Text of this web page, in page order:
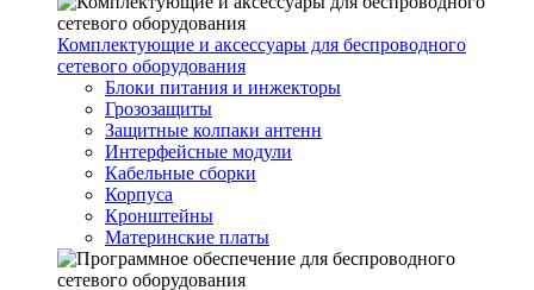
Комплектующие и аксессуары для беспроводного
сетевого оборудования
Блоки питания и инжекторы
Грозозащиты
Защитные колпаки антенн
Интерфейсные модули
Кабельные сборки
Корпуса
Кронштейны
Материнские платы